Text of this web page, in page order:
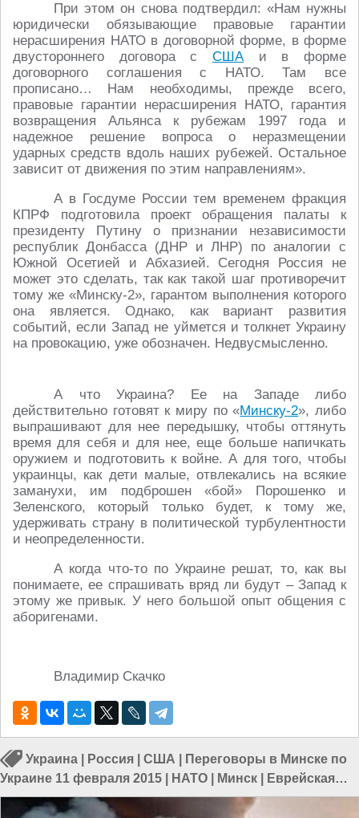
При этом он снова подтвердил: «Нам нужны
юридически обязывающие правовые гарантии
нерасширения НАТО в договорной форме, в форме
двустороннего договора с СШАи в форме
договорного соглашения с НАТО. Там все
прописано… Нам необходимы, прежде всего,
правовые гарантии нерасширения НАТО, гарантия
возвращения Альянса к рубежам 1997 года и
надежное решение вопроса о неразмещении
ударных средств вдоль наших рубежей. Остальное
зависит от движения по этим направлениям».
А в Госдуме России тем временем фракция
КПРФ подготовила проект обращения палаты к
президенту Путину о признании независимости
республик Донбасса (ДНР и ЛНР) по аналогии с
Южной Осетией и Абхазией. Сегодня Россия не
может это сделать, так как такой шаг противоречит
тому же «Минску-2», гарантом выполнения которого
она является. Однако, как вариант развития
событий, если Запад не уймется и толкнет Украину
на провокацию, уже обозначен. Недвусмысленно.
А что Украина? Ее на Западе либо
действительно готовят к миру по «Минску-2», либо
выпрашивают для нее передышку, чтобы оттянуть
время для себя и для нее, еще больше напичкать
оружием и подготовить к войне. А для того, чтобы
украинцы, как дети малые, отвлекались на всякие
заманухи, им подброшен «бой» Порошенко и
Зеленского, который только будет, к тому же,
удерживать страну в политической турбулентности
и неопределенности.
А когда что-то по Украине решат, то, как вы
понимаете, ее спрашивать вряд ли будут – Запад к
этому же привык. У него большой опыт общения с
аборигенами.
Владимир Скачко
Украина Россия США
Переговоры в Минске по
Украине 11 февраля 2015
НАТО Минск
Еврейская
хунта Украины|Владимир Зеленский